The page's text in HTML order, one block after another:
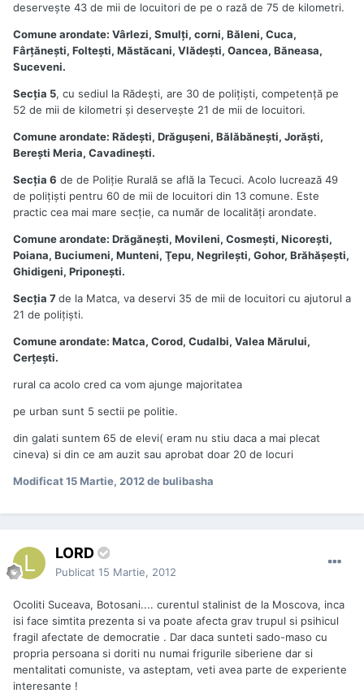
deserveşte 43 de mii de locuitori de pe o rază de 75 de kilometri.
Comune arondate: Vârlezi, Smulţi, corni, Băleni, Cuca,
Fârţăneşti, Folteşti, Măstăcani, Vlădeşti, Oancea, Băneasa,
Suceveni.
Secţia 5, cu sediul la Rădeşti, are 30 de poliţişti, competenţă pe
52 de mii de kilometri şi deserveşte 21 de mii de locuitori.
Comune arondate: Rădeşti, Drăguşeni, Bălăbăneşti, Jorăşti,
Bereşti Meria, Cavadineşti.
Secţia 6 de de Poliţie Rurală se află la Tecuci. Acolo lucrează 49
de poliţişti pentru 60 de mii de locuitori din 13 comune. Este
practic cea mai mare secţie, ca număr de localităţi arondate.
Comune arondate: Drăgăneşti, Movileni, Cosmeşti, Nicoreşti,
Poiana, Buciumeni, Munteni, Ţepu, Negrileşti, Gohor, Brăhăşeşti,
Ghidigeni, Priponeşti.
Secţia 7de la Matca, va deservi 35 de mii de locuitori cu ajutorul a
21 de poliţişti.
Comune arondate: Matca, Corod, Cudalbi, Valea Mărului,
Cerţeşti.
rural ca acolo cred ca vom ajunge majoritatea
pe urban sunt 5 sectii pe politie.
din galati suntem 65 de elevi( eram nu stiu daca a mai plecat
cineva) si din ce am auzit sau aprobat doar 20 de locuri
Modificat15 Martie, 2012de bulibasha
LORD
Publicat 15 Martie, 2012
Ocoliti Suceava, Botosani.... curentul stalinist de la Moscova, inca
isi face simtita prezenta si va poate afecta grav trupul si psihicul
fragil afectate de democratie . Dar daca sunteti sado-maso cu
propria persoana si doriti nu numai frigurile siberiene dar si
mentalitati comuniste, va asteptam, veti avea parte de experiente
interesante !